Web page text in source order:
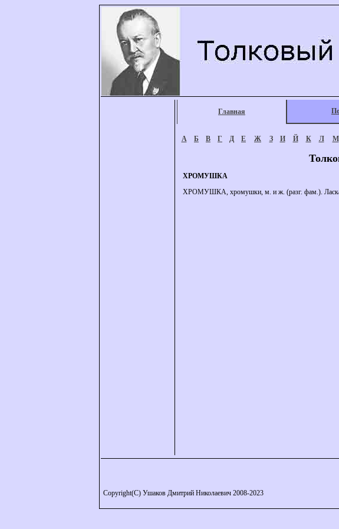
Главная
А Б В Г Д Е Ж З И Й К Л М
ХРОМУШКА
ХРОМУШКА, хромушки, м. и ж. (разг. фам.).
Copyright(C) Ушаков Дмитрий Николаевич 2008-2023